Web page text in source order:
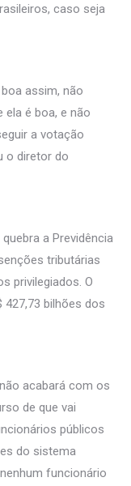
caso seja
assim, não
ela é boa, e não
a votação
o diretor do
a Previdência
tributárias
privilegiados. O
427,73 bilhões dos
acabará com os
de que vai
públicos
do sistema
funcionário